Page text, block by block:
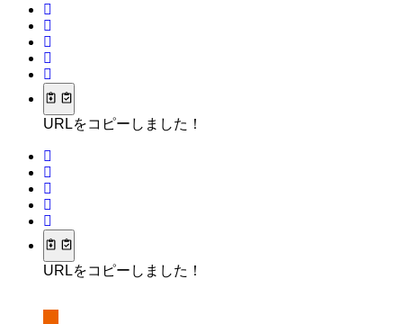
URLをコピーしました！
URLをコピーしました！